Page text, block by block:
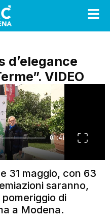
d’elegance
VIDEO
31 maggio, con 63
saranno,
di
a Modena.